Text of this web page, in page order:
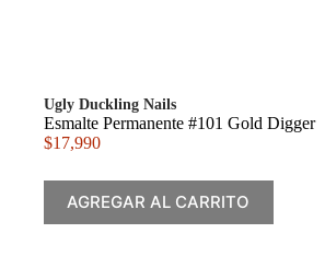
Ugly Duckling Nails
Esmalte Permanente #101 Gold Digger
$17,990
AGREGAR AL CARRITO